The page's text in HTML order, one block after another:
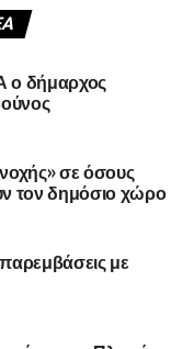
ο δήμαρχος
σε όσους
τον δημόσιο χώρο
με